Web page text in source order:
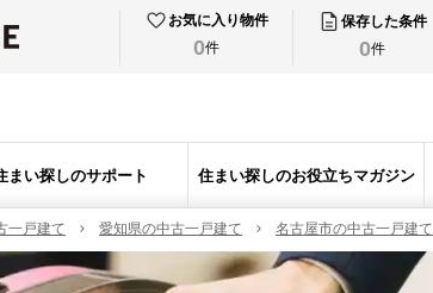
お気に入り物件
0件
保存した条件
0件
まい探しのサポート 住まい探しのお役立ちマガジン
一戸建て 愛知県の中古一戸建て 名古屋市の中古一戸建て